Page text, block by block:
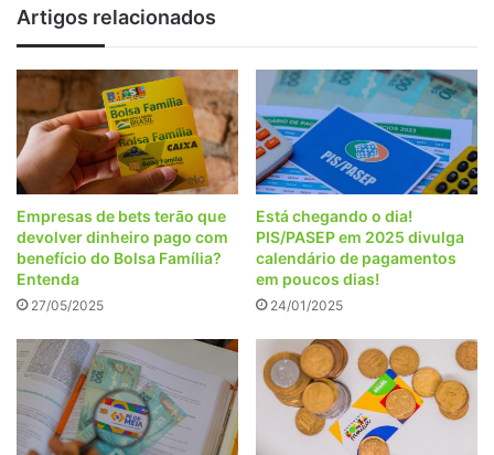
Artigos relacionados
Empresas de bets terão que
devolver dinheiro pago com
benefício do Bolsa Família?
Entenda
27/05/2025
Está chegando o dia!
PIS/PASEP em 2025 divulga
calendário de pagamentos
em poucos dias!
24/01/2025